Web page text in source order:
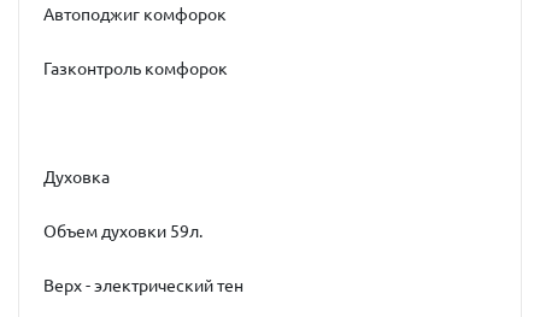
Автоподжиг комфорок
Газконтроль комфорок
Духовка
Объем духовки 59л.
Верх - электрический тен